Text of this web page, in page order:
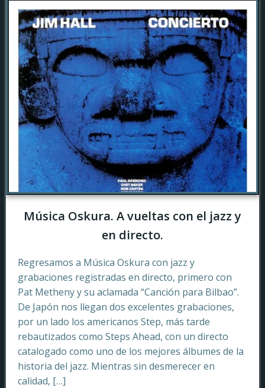
Música Oskura. A vueltas con el jazz y
en directo.
Regresamos a Música Oskura con jazz y
grabaciones registradas en directo, primero con
Pat Metheny y su aclamada “Canción para Bilbao”.
De Japón nos llegan dos excelentes grabaciones,
por un lado los americanos Step, más tarde
rebautizados como Steps Ahead, con un directo
catalogado como uno de los mejores álbumes de la
historia del jazz. Mientras sin desmerecer en
calidad, […]